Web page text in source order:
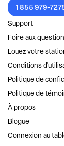
1 855 979-
Support
Foire aux
Louez votre
Conditions
Politique de
Politique de
À propos
Blogue
Connexion au